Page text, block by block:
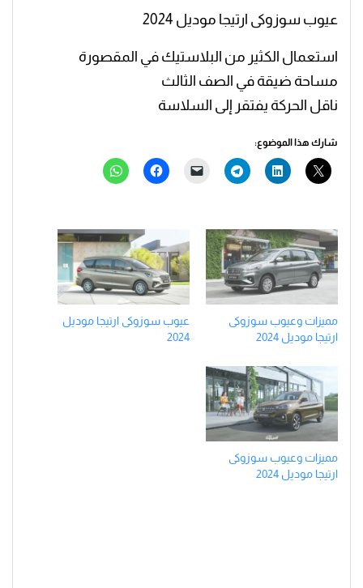
عيوب سوزوكى ارتيجا موديل 2024
استعمال الكثير من البلاستيك في المقصورة
مساحة ضيقة في الصف الثالث
ناقل الحركة يفتقر إلى السلاسة
شارك هذا الموضوع:
مميزات وعيوب سوزوكى
ارتيجا موديل 2024
عيوب سوزوكى ارتيجا موديل
2024
مميزات وعيوب سوزوكى
ارتيجا موديل 2024